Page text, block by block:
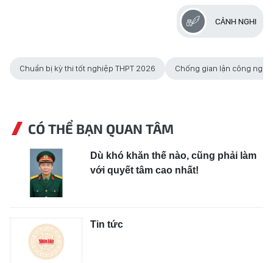
CẢNH NGHI
Chuẩn bị kỳ thi tốt nghiệp THPT 2026 Chống gian lận công
CÓ THỂ BẠN QUAN TÂM
Dù khó khăn thế nào, cũng phải làm
với quyết tâm cao nhất!
Tin tức